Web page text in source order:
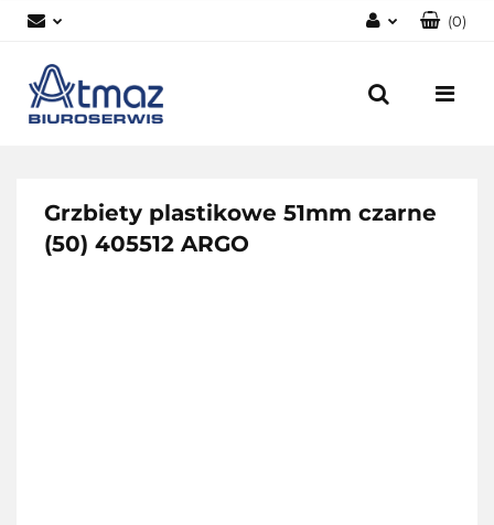
Zarejestruj się
(0)
Grzbiety plastikowe 51mm czarne
(50) 405512 ARGO